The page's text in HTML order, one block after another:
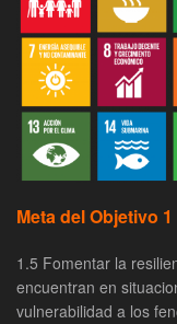
Meta del Objetivo 1
1.5 Fomentar la
encuentran en
vulnerabilidad a los